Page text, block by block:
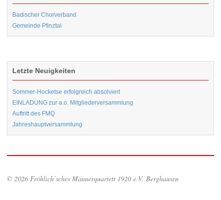
Badischer Chorverband
Gemeinde Pfinztal
Letzte Neuigkeiten
Sommer-Hocketse erfolgreich absolviert
EINLADUNG zur a.o. Mitgliederversammlung
Auftritt des FMQ
Jahreshauptversammlung
© 2026 Fröhlich’sches Männerquartett 1920 e.V. Berghausen